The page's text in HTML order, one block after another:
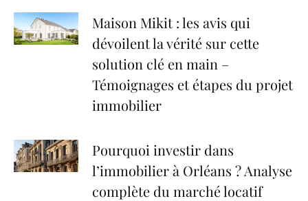
Maison Mikit : les avis qui
dévoilent la vérité sur cette
solution clé en main –
Témoignages et étapes du projet
immobilier
Pourquoi investir dans
l’immobilier à Orléans ? Analyse
complète du marché locatif